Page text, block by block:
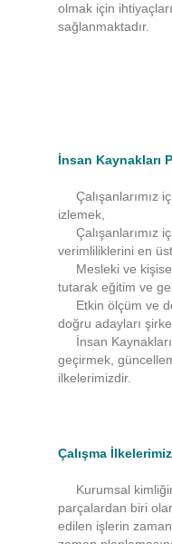
olmak için
sağlanmaktadır.
İnsan Kaynakları
Çalışanlarımız
izlemek,
Çalışanlarımız
verimliliklerini en
Mesleki ve
tutarak eğitim ve
Etkin ölçüm ve
doğru adayları
İnsan
geçirmek,
ilkelerimizdir.
Çalışma
Kurumsal
parçalardan biri
edilen işlerin